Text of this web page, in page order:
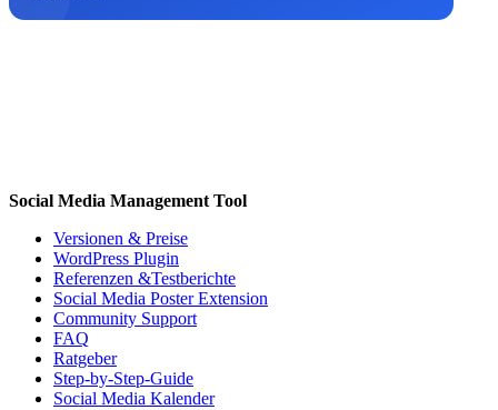
Social Media Management Tool
Versionen & Preise
WordPress Plugin
Referenzen &Testberichte
Social Media Poster Extension
Community Support
FAQ
Ratgeber
Step-by-Step-Guide
Social Media Kalender